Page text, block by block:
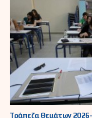
Τράπεζα Θεμάτων